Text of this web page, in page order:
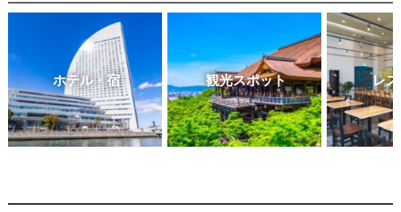
ホテル・宿 観光スポット レ